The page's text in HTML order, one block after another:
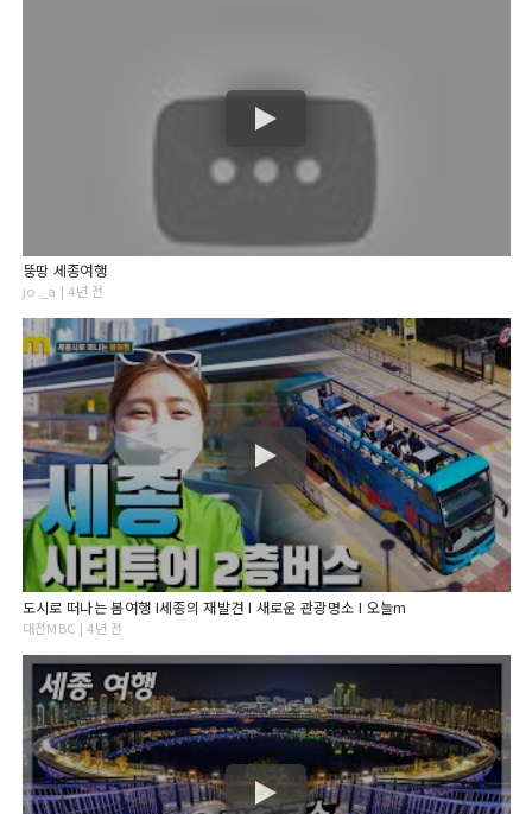
뚱땅 세종여행
jo _a | 4년 전
도시로 떠나는 봄여행 Ι세종의 재발견 Ι 새로운 관광명소 Ι 오늘m
대전MBC | 4년 전